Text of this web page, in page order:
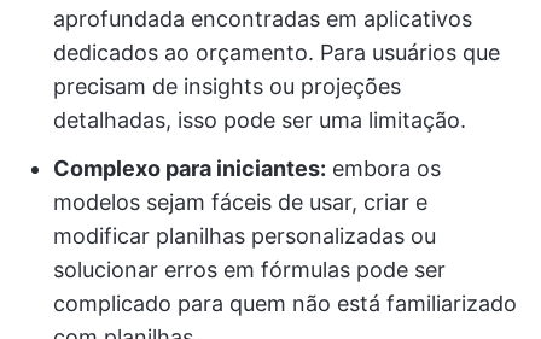
aprofundada encontradas em aplicativos
dedicados ao orçamento. Para usuários que
precisam de insights ou projeções
detalhadas, isso pode ser uma limitação.
Complexo para iniciantes: embora os
modelos sejam fáceis de usar, criar e
modificar planilhas personalizadas ou
solucionar erros em fórmulas pode ser
complicado para quem não está familiarizado